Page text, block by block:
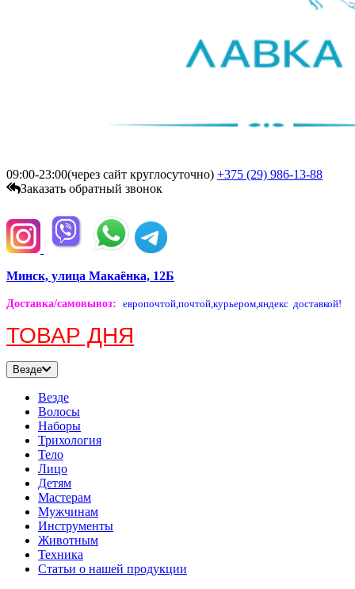
09:00-23:00(через сайт круглосуточно) +375 (29) 986-13-88
Заказать обратный звонок
Минск, улица Макаёнка, 12Б
Доставка/самовывоз: европочтой,почтой,курьером,яндекс доставкой!
ТОВАР ДНЯ
Везде
Везде
Волосы
Наборы
Трихология
Тело
Лицо
Детям
Мастерам
Мужчинам
Инструменты
Животным
Техника
Статьи о нашей продукции